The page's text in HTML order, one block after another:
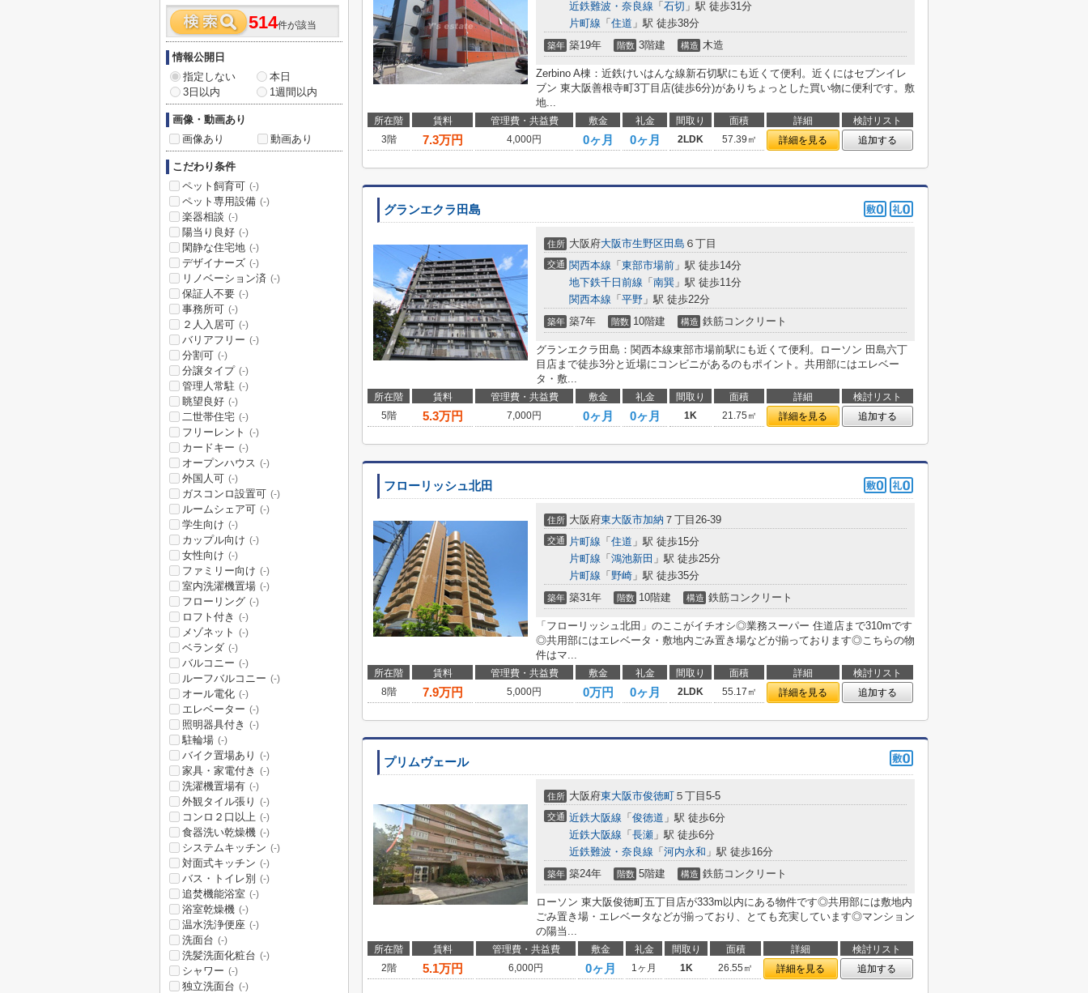
近鉄難波・奈良線 「 石切 」駅 徒歩31分
片町線 「 住道 」駅 徒歩38分
築年 築19年 階数 3階建 構造 木造
Zerbino A棟：近鉄けいはんな線新石切駅にも近くて便利。近くにはセブンイレ
ブン 東大阪善根寺町3丁目店(徒歩6分)がありちょっとした買い物に便利です。敷
地...
所在階 賃料 管理費・共益費 敷金 礼金 間取り 面積 詳細
検討リスト
3階
7.3万円 4,000円 0ヶ月 0ヶ月 2LDK 57.39㎡ 詳細を見る 追加する
グランエクラ田島
住所 大阪府大阪市生野区田島 ６丁目
交通 関西本線 「 東部市場前 」駅 徒歩14分
地下鉄千日前線 「 南巽 」駅 徒歩11分
関西本線 「 平野 」駅 徒歩22分
築年 築7年 階数 10階建 構造 鉄筋コンクリート
グランエクラ田島：関西本線東部市場前駅にも近くて便利。ローソン 田島六丁
目店まで徒歩3分と近場にコンビニがあるのもポイント。共用部にはエレベー
タ・敷...
所在階 賃料 管理費・共益費 敷金 礼金 間取り 面積 詳細
検討リスト
5階
5.3万円 7,000円 0ヶ月 0ヶ月 1K 21.75㎡ 詳細を見る 追加する
フローリッシュ北田
住所 大阪府東大阪市加納 ７丁目26-39
交通 片町線 「 住道 」駅 徒歩15分
片町線 「 鴻池新田 」駅 徒歩25分
片町線 「 野崎 」駅 徒歩35分
築年 築31年 階数 10階建 構造 鉄筋コンクリート
「フローリッシュ北田」のここがイチオシ◎業務スーパー 住道店まで310mです
◎共用部にはエレベータ・敷地内ごみ置き場などが揃っております◎こちらの物
件はマ...
所在階 賃料 管理費・共益費 敷金 礼金 間取り 面積 詳細
検討リスト
8階
7.9万円 5,000円 0万円 0ヶ月 2LDK 55.17㎡ 詳細を見る 追加する
プリムヴェール
住所 大阪府東大阪市俊徳町 ５丁目5-5
交通 近鉄大阪線 「 俊徳道 」駅 徒歩6分
近鉄大阪線 「 長瀬 」駅 徒歩6分
近鉄難波・奈良線 「 河内永和 」駅 徒歩16分
築年 築24年 階数 5階建 構造 鉄筋コンクリート
ローソン 東大阪俊徳町五丁目店が333m以内にある物件です◎共用部には敷地内
ごみ置き場・エレベータなどが揃っており、とても充実しています◎マンション
の陽当...
所在階 賃料 管理費・共益費 敷金 礼金 間取り 面積 詳細
検討リスト
2階
5.1万円 6,000円 0ヶ月 1ヶ月 1K 26.55㎡ 詳細を見る 追加する
514件が該当
情報公開日
指定しない
本日
3日以内
1週間以内
画像・動画あり
画像あり
動画あり
こだわり条件
ペット飼育可 (-)
ペット専用設備 (-)
楽器相談 (-)
陽当り良好 (-)
閑静な住宅地 (-)
デザイナーズ (-)
リノベーション済 (-)
保証人不要 (-)
事務所可 (-)
２人入居可 (-)
バリアフリー (-)
分割可 (-)
分譲タイプ (-)
管理人常駐 (-)
眺望良好 (-)
二世帯住宅 (-)
フリーレント (-)
カードキー (-)
オープンハウス (-)
外国人可 (-)
ガスコンロ設置可 (-)
ルームシェア可 (-)
学生向け (-)
カップル向け (-)
女性向け (-)
ファミリー向け (-)
室内洗濯機置場 (-)
フローリング (-)
ロフト付き (-)
メゾネット (-)
ベランダ (-)
バルコニー (-)
ルーフバルコニー (-)
オール電化 (-)
エレベーター (-)
照明器具付き (-)
駐輪場 (-)
バイク置場あり (-)
家具・家電付き (-)
洗濯機置場有 (-)
外観タイル張り (-)
コンロ２口以上 (-)
食器洗い乾燥機 (-)
システムキッチン (-)
対面式キッチン (-)
バス・トイレ別 (-)
追焚機能浴室 (-)
浴室乾燥機 (-)
温水洗浄便座 (-)
洗面台 (-)
洗髪洗面化粧台 (-)
シャワー (-)
独立洗面台 (-)